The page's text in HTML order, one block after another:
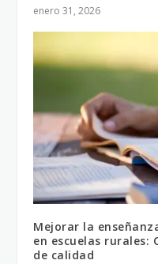
enero 31, 2026
Mejorar la
en escuelas rurales:
de calidad